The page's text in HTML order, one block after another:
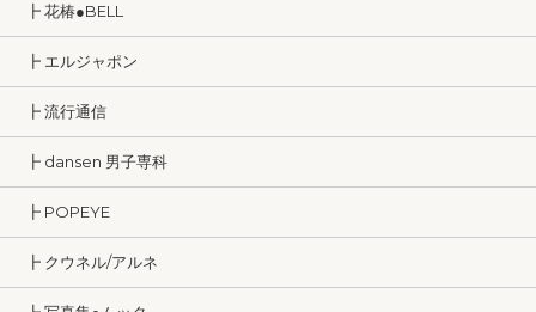
┣ 花椿●BELL
┣ エルジャポン
┣ 流行通信
┣ dansen 男子専科
┣ POPEYE
┣ クウネル/アルネ